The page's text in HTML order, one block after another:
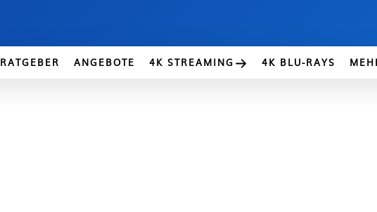
RATGEBER ANGEBOTE 4K STREAMING 4K BLU-RAYS